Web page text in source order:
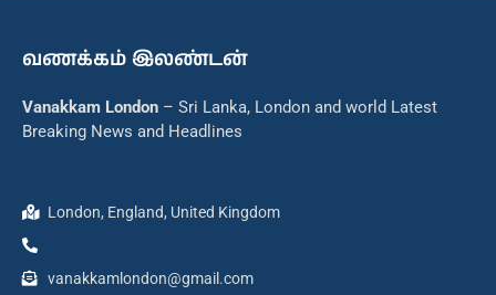
வணக்கம் இலண்டன்
Vanakkam London – Sri Lanka, London and world Latest
Breaking News and Headlines
London, England, United Kingdom
vanakkamlondon@gmail.com